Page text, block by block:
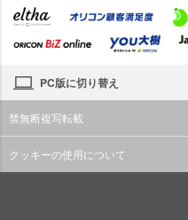
PC版に切り替え
禁無断複写転載
クッキーの使用について